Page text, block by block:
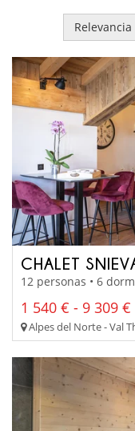
Relevancia
CHALET
12 personas • 6
1 540 € - 9 309 €
Alpes del Norte - Val